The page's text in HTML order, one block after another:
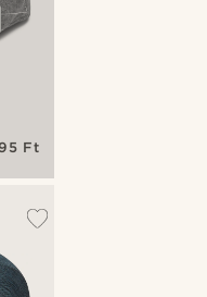
Ft